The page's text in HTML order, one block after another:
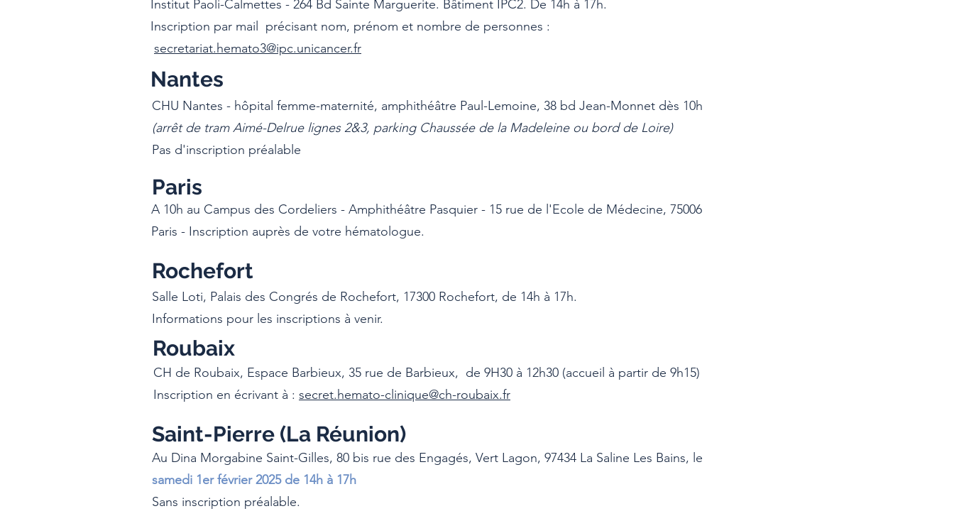
Institut Paoli-Calmettes - 264 Bd Sainte Marguerite. Bâtiment IPC2. De 14h à 17h.
Inscription par mail précisant nom, prénom et nombre de personnes :
secretariat.hemato3@ipc.unicancer.fr
Nantes
CHU Nantes - hôpital femme-maternité, amphithéâtre Paul-Lemoine, 38 bd Jean-Monnet dès 10h
(arrêt de tram Aimé-Delrue lignes 2&3, parking Chaussée de la Madeleine ou bord de Loire)
Pas d'inscription préalable
Paris
A 10h au Campus des Cordeliers - Amphithéâtre Pasquier - 15 rue de l'Ecole de Médecine, 75006
Paris - Inscription auprès de votre hématologue.
Rochefort
Salle Loti, Palais des Congrés de Rochefort, 17300 Rochefort, de 14h à 17h.
Informations pour les inscriptions à venir.
Roubaix
CH de Roubaix, Espace Barbieux, 35 rue de Barbieux, de 9H30 à 12h30 (accueil à partir de 9h15)
Inscription en écrivant à : secret.hemato-clinique@ch-roubaix.fr
Saint-Pierre (La Réunion)
Au Dina Morgabine Saint-Gilles, 80 bis rue des Engagés, Vert Lagon, 97434 La Saline Les Bains, le
samedi 1er février 2025 de 14h à 17h
Sans inscription préalable.